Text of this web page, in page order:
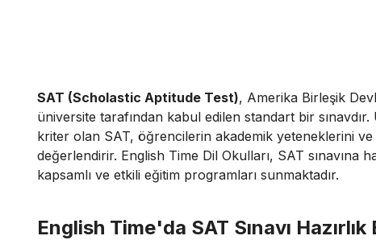
SAT (Scholastic Aptitude Test), Amerika Birleşik
üniversite tarafından kabul edilen standart bir
kriter olan SAT, öğrencilerin akademik yeteneklerini ve
değerlendirir. English Time Dil Okulları, SAT sınavına
kapsamlı ve etkili eğitim programları sunmaktadır.
English Time'da SAT Sınavı